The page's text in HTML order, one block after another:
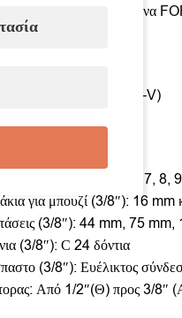
26 τεμαχίων 3/8″ εξάγωνα
χρωμίου-βαναδίου (Cr-V)
καρυδάκια (3/8″): 6,
για μπουζί (3/8″): 16
(3/8″): 44 mm, 75
(3/8″): С 24 δόντια
(3/8″): Ευέλικτος
Από 1/2″(Θ) προς 3/8″